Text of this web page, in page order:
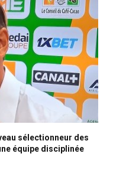
sélectionneur des
équipe disciplinée